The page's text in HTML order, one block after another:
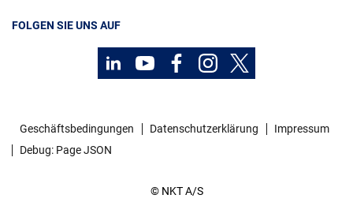
Nachhaltigkeit
FOLGEN SIE UNS AUF
© NKT A/S
Geschäftsbedingungen Datenschutzerklärung
Impressum
Debug: Page JSON